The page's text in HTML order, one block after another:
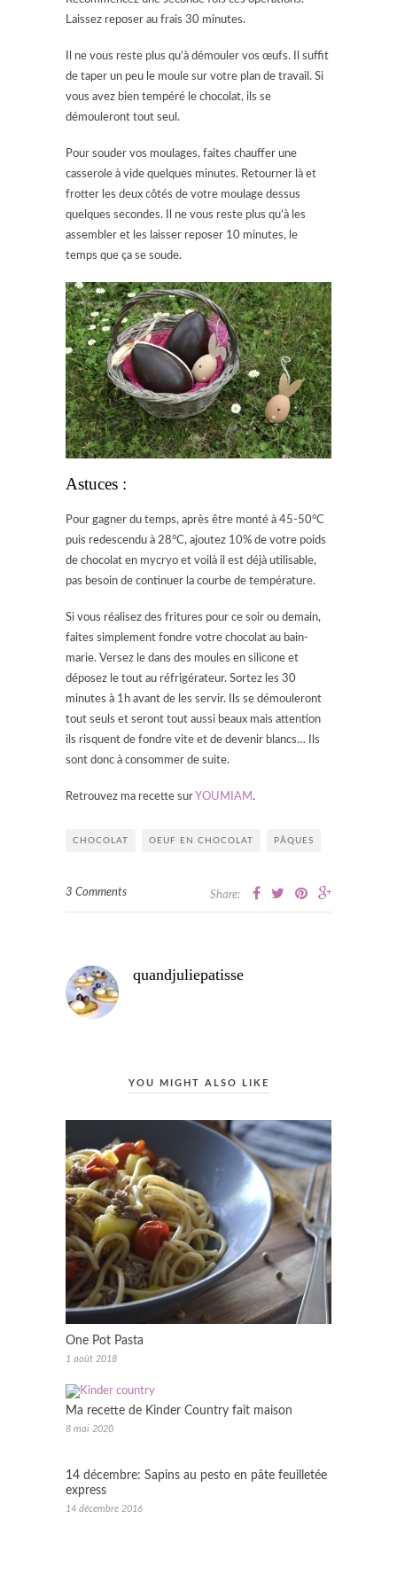
Laissez reposer au frais 30 minutes.
Il ne vous reste plus qu’à démouler vos œufs. Il suffit
de taper un peu le moule sur votre plan de travail. Si
vous avez bien tempéré le chocolat, ils se
démouleront tout seul.
Pour souder vos moulages, faites chauffer une
casserole à vide quelques minutes. Retourner là et
frotter les deux côtés de votre moulage dessus
quelques secondes. Il ne vous reste plus qu’à les
assembler et les laisser reposer 10 minutes, le
temps que ça se soude.
Astuces :
Pour gagner du temps, après être monté à 45-50°C
puis redescendu à 28°C, ajoutez 10% de votre poids
de chocolat en mycryo et voilà il est déjà utilisable,
pas besoin de continuer la courbe de température.
Si vous réalisez des fritures pour ce soir ou demain,
faites simplement fondre votre chocolat au bain-
marie. Versez le dans des moules en silicone et
déposez le tout au réfrigérateur. Sortez les 30
minutes à 1h avant de les servir. Ils se démouleront
tout seuls et seront tout aussi beaux mais attention
ils risquent de fondre vite et de devenir blancs… Ils
sont donc à consommer de suite.
Retrouvez ma recette sur YOUMIAM.
CHOCOLAT OEUF EN CHOCOLAT PÂQUES
3 Comments Share:
quandjuliepatisse
YOU MIGHT ALSO LIKE
One Pot Pasta
1 août 2018
Ma recette de Kinder Country fait maison
8 mai 2020
14 décembre: Sapins au pesto en pâte feuilletée
express
14 décembre 2016